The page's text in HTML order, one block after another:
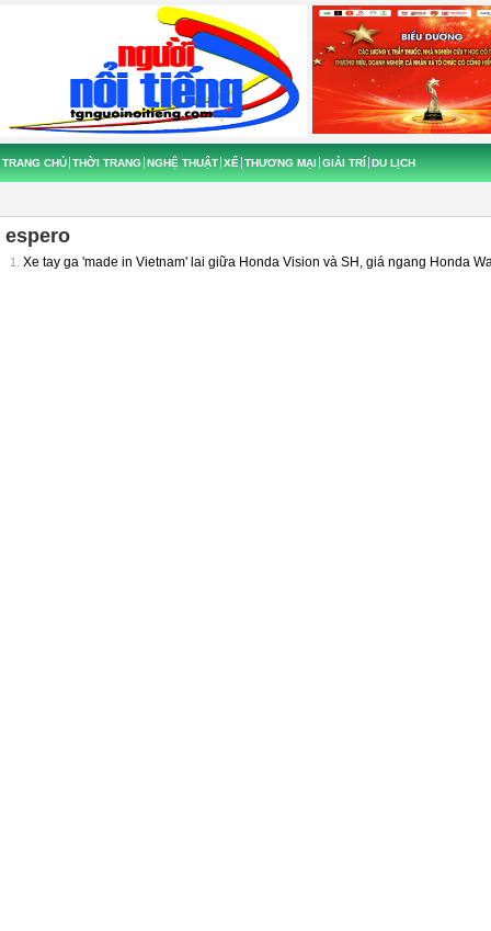
TRANG CHỦ THỜI TRANG NGHỆ THUẬT XẾ THƯƠNG MẠI GIẢI TRÍ DU LỊCH
espero
1. Xe tay ga 'made in Vietnam' lai giữa Honda Vision và SH, giá ngang Honda